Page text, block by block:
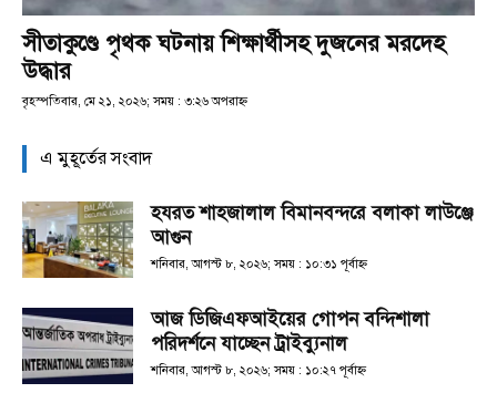
সীতাকুণ্ডে পৃথক ঘটনায় শিক্ষার্থীসহ দুজনের মরদেহ
উদ্ধার
বৃহস্পতিবার, মে ২১, ২০২৬; সময় : ৩:২৬ অপরাহ্ণ
এ মুহূর্তের সংবাদ
হযরত শাহজালাল বিমানবন্দরে বলাকা লাউঞ্জে
আগুন
শনিবার, আগস্ট ৮, ২০২৬; সময় : ১০:৩১ পূর্বাহ্ণ
আজ ডিজিএফআইয়ের গোপন বন্দিশালা
পরিদর্শনে যাচ্ছেন ট্রাইব্যুনাল
শনিবার, আগস্ট ৮, ২০২৬; সময় : ১০:২৭ পূর্বাহ্ণ